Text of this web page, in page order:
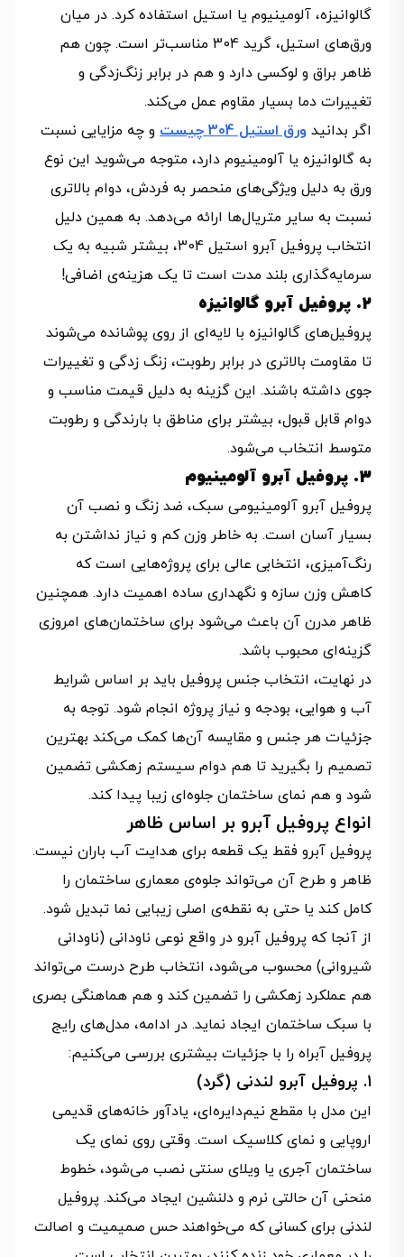
گالوانیزه، آلومینیوم یا استیل استفاده کرد. در میان
ورق‌های استیل، گرید 304 مناسب‌تر است. چون هم
ظاهر براق و لوکسی دارد و هم در برابر زنگ‌زدگی و
تغییرات دما بسیار مقاوم عمل می‌کند.
اگر بدانید ورق استیل 304 چیست
و چه مزایایی نسبت
به گالوانیزه یا آلومینیوم دارد، متوجه می‌شوید این نوع
ورق به دلیل ویژگی‌های منحصر به فردش، دوام بالاتری
نسبت به سایر متریال‌ها ارائه می‌دهد. به همین دلیل
انتخاب پروفیل آبرو استیل 304، بیشتر شبیه به یک
سرمایه‌گذاری بلند مدت است تا یک هزینه‌ی اضافی!
2. پروفیل آبرو گالوانیزه
پروفیل‌های گالوانیزه با لایه‌ای از روی پوشانده می‌شوند
تا مقاومت بالاتری در برابر رطوبت، زنگ‌ زدگی و تغییرات
جوی داشته باشند. این گزینه به‌ دلیل قیمت مناسب و
دوام قابل قبول، بیشتر برای مناطق با بارندگی و رطوبت
متوسط انتخاب می‌شود.
3. پروفیل آبرو آلومینیوم
پروفیل آبرو آلومینیومی سبک، ضد زنگ و نصب آن
بسیار آسان است. به‌ خاطر وزن کم و نیاز نداشتن به
رنگ‌آمیزی، انتخابی عالی برای پروژه‌هایی است که
کاهش وزن سازه و نگهداری ساده اهمیت دارد. همچنین
ظاهر مدرن آن باعث می‌شود برای ساختمان‌های امروزی
گزینه‌ای محبوب باشد.
در نهایت، انتخاب جنس پروفیل باید بر اساس شرایط
آب‌ و هوایی، بودجه و نیاز پروژه انجام شود. توجه به
جزئیات هر جنس و مقایسه آن‌ها کمک می‌کند بهترین
تصمیم را بگیرید تا هم دوام سیستم زهکشی تضمین
شود و هم نمای ساختمان جلوه‌ای زیبا پیدا کند.
انواع پروفیل آبرو بر اساس ظاهر
پروفیل آبرو فقط یک قطعه برای هدایت آب باران نیست.
ظاهر و طرح آن می‌تواند جلوه‌ی معماری ساختمان را
کامل کند یا حتی به نقطه‌ی اصلی زیبایی نما تبدیل شود.
از آنجا که پروفیل آبرو در واقع نوعی ناودانی (ناودانی
شیروانی) محسوب می‌شود، انتخاب طرح درست می‌تواند
هم عملکرد زهکشی را تضمین کند و هم هماهنگی بصری
با سبک ساختمان ایجاد نماید. در ادامه، مدل‌های رایج
پروفیل آبراه را با جزئیات بیشتری بررسی می‌کنیم:
1. پروفیل آبرو لندنی (گرد)
این مدل با مقطع نیم‌دایره‌ای، یادآور خانه‌های قدیمی
اروپایی و نمای کلاسیک است. وقتی روی نمای یک
ساختمان آجری یا ویلای سنتی نصب می‌شود، خطوط
منحنی آن حالتی نرم و دلنشین ایجاد می‌کند. پروفیل
لندنی برای کسانی که می‌خواهند حس صمیمیت و اصالت